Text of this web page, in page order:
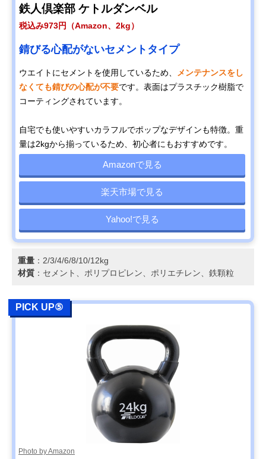
鉄人倶楽部 ケトルダンベル
税込み973円（Amazon、2kg）
錆びる心配がないセメントタイプ
ウエイトにセメントを使用しているため、
メンテナンスをし
なくても錆びの心配が不要です。表面はプラスチック樹脂で
コーティングされています。
自宅でも使いやすいカラフルでポップなデザインも特徴。重
量は2kgから揃っているため、初心者にもおすすめです。
Amazonで見る
楽天市場で見る
Yahoo!で見る
重量 ：2/3/4/6/8/10/12kg
材質 ：セメント、ポリプロピレン、ポリエチレン、鉄顆粒
PICK UP⑤
Photo by Amazon